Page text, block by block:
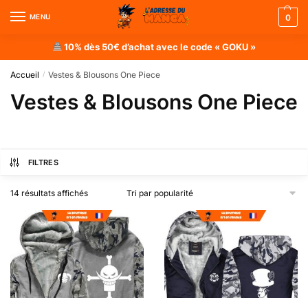
MENU 0
10% dès 50€ d’achat avec le code « GOKU »
Accueil / Vestes & Blousons One Piece
Vestes & Blousons One Piece
FILTRES
14 résultats affichés